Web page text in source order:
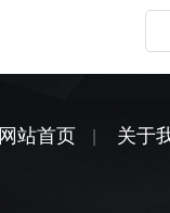
网站首页 关于